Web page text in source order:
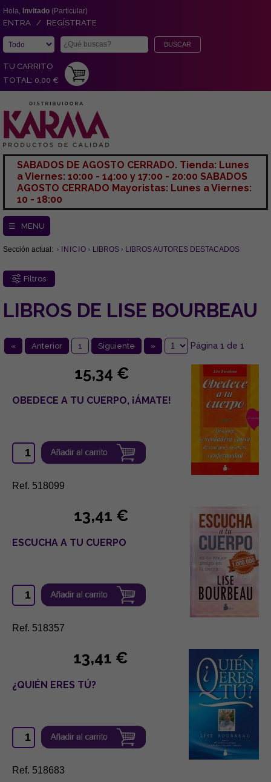
Hola, Invitado (Particular)
ENTRA / REGÍSTRATE
TU CARRITO
TOTAL: 0,00 €
SABADOS DE AGOSTO CERRADO. Tienda: Lunes
a Viernes: 10:00 - 14:00 y 17:00 - 20:00 SABADOS
AGOSTO CERRADO Mayoristas: Lunes a Viernes:
10 - 18:00
☰ MENU
Sección actual: INICIO LIBROS LIBROS AUTORES DESTACADOS
Filtros
LIBROS DE LISE BOURBEAU
« Anterior 1 Siguiente » Página 1 de 1
15,34 €
OBEDECE A TU CUERPO, ¡ÁMATE!
Ref. 518099
13,41 €
ESCUCHA A TU CUERPO
Ref. 518357
13,41 €
¿QUIÉN ERES TÚ?
Ref. 518683